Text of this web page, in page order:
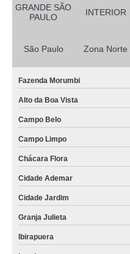
GRANDE SÃO
PAULO
INTERIOR
São Paulo Zona Norte
Fazenda Morumbi
Alto da Boa Vista
Campo Belo
Campo Limpo
Chácara Flora
Cidade Ademar
Cidade Jardim
Granja Julieta
Ibirapuera